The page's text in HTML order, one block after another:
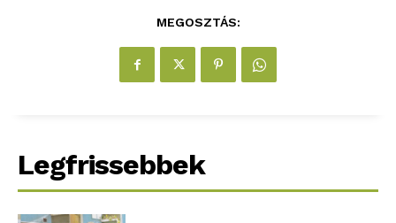
MEGOSZTÁS:
Legfrissebbek